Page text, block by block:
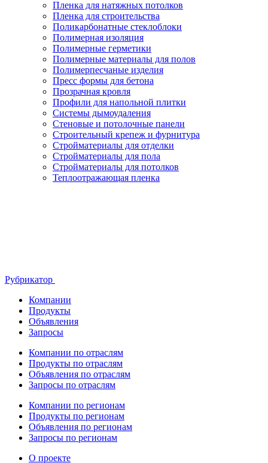
Пленка для натяжных потолков
Пленка для строительства
Поликарбонатные стеклоблоки
Полимерная изоляция
Полимерные герметики
Полимерные материалы для полов
Полимерпесчаные изделия
Пресс формы для бетона
Прозрачная кровля
Профили для напольной плитки
Системы дымоудаления
Стеновые и потолочные панели
Строительный крепеж и фурнитура
Стройматериалы для отделки
Стройматериалы для пола
Стройматериалы для потолков
Теплоотражающая пленка
Рубрикатор
Компании
Продукты
Объявления
Запросы
Компании по отраслям
Продукты по отраслям
Объявления по отраслям
Запросы по отраслям
Компании по регионам
Продукты по регионам
Объявления по регионам
Запросы по регионам
О проекте